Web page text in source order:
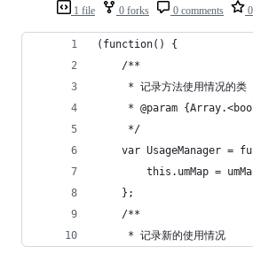
1 file 0 forks 0 comments
(function() {
    /**
     * 记录方法使用情况的类
* @param
     */
var UsageManager =
this.umMap =
    };
    /**
     * 记录新的使用情况